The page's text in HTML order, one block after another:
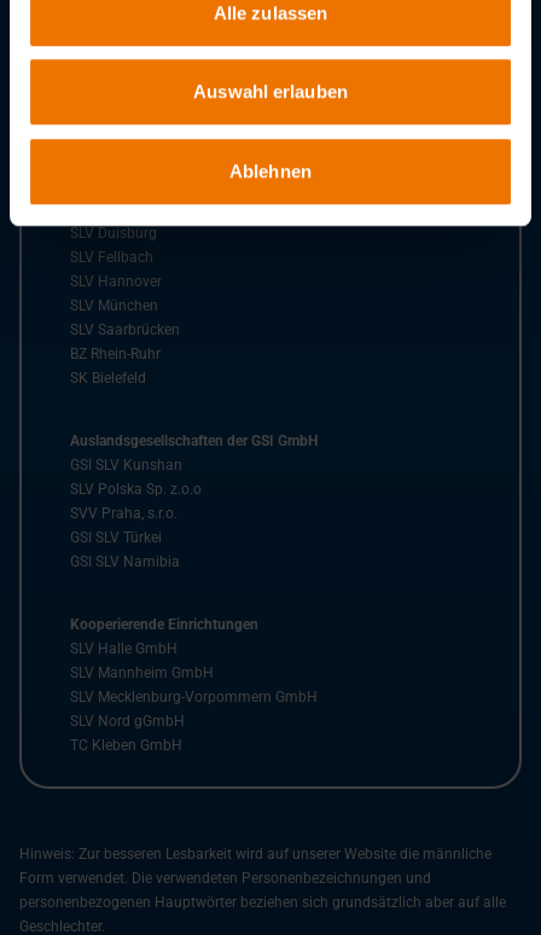
Alle zulassen
Auswahl erlauben
Ablehnen
Tel.:
Fax:+49 203 3781-308
SLV Berlin-Brandenburg
SLV Duisburg
SLV Fellbach
SLV Hannover
SLV München
SLV Saarbrücken
BZ Rhein-Ruhr
SK Bielefeld
Auslandsgesellschaften der GSI GmbH
GSI SLV Kunshan
SLV Polska Sp. z.o.o
SVV Praha, s.r.o.
GSI SLV Türkei
GSI SLV Namibia
Kooperierende Einrichtungen
SLV Halle GmbH
SLV Mannheim GmbH
SLV Mecklenburg-Vorpommern GmbH
SLV Nord gGmbH
TC Kleben GmbH
Hinweis: Zur besseren Lesbarkeit wird auf unserer Website die männliche
Form verwendet. Die verwendeten Personenbezeichnungen und
personenbezogenen Hauptwörter beziehen sich grundsätzlich aber auf alle
Geschlechter.